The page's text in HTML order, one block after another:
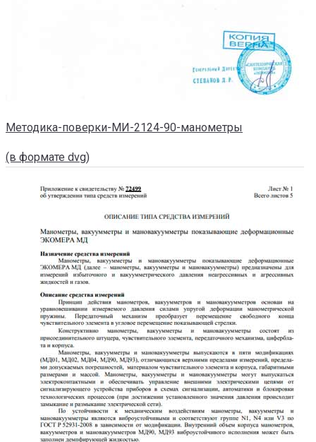
Методика-поверки-МИ-2124-90-манометры
(в формате dvg)